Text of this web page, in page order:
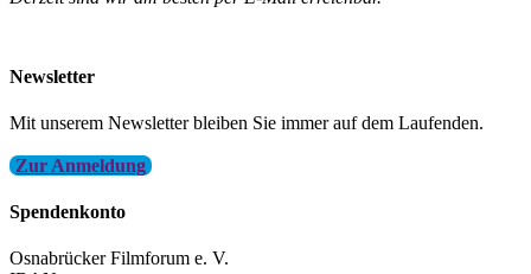
Newsletter
Mit unserem Newsletter bleiben Sie immer auf dem Laufenden.
Zur Anmeldung
Spendenkonto
Osnabrücker Filmforum e. V.